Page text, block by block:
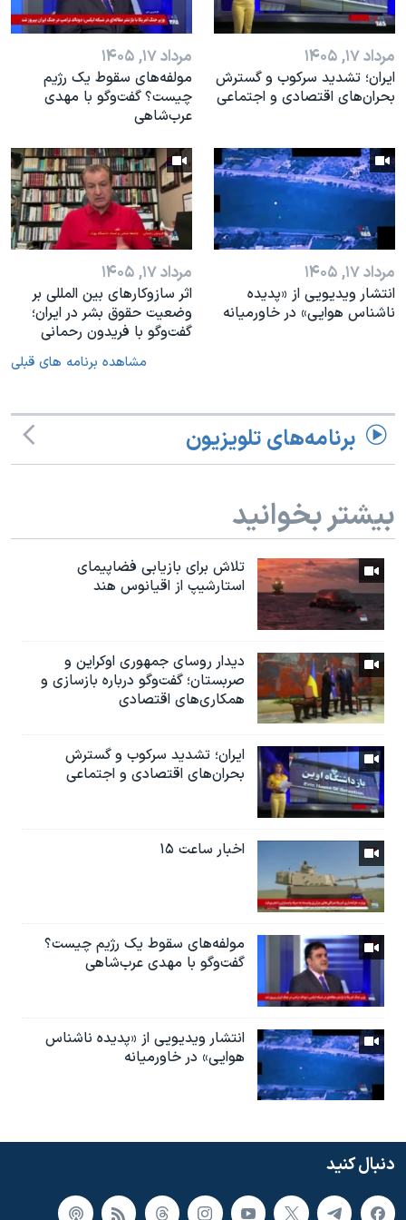
مرداد ۱۷, ۱۴۰۵
ایران؛ تشدید سرکوب و گسترش
بحران‌های اقتصادی و اجتماعی
مرداد ۱۷, ۱۴۰۵
مولفه‌های سقوط یک رژیم
چیست؟ گفت‌وگو با مهدی
عرب‌شاهی
مرداد ۱۷, ۱۴۰۵
انتشار ویدیویی از «پدیده‌
ناشناس هوایی» در خاورمیانه
مرداد ۱۷, ۱۴۰۵
اثر ساز‌و‌کارهای بین المللی بر
وضعیت حقوق بشر در ایران؛
گفت‌وگو با فریدون رحمانی
مشاهده برنامه های قبلی
برنامه‌های تلویزیون
بیشتر بخوانید
تلاش برای بازیابی فضاپیمای
استارشیپ از اقیانوس هند
دیدار روسای جمهوری اوکراین و
صربستان؛ گفت‌وگو درباره بازسازی و
همکاری‌های اقتصادی
ایران؛ تشدید سرکوب و گسترش
بحران‌های اقتصادی و اجتماعی
اخبار ساعت ۱۵
مولفه‌های سقوط یک رژیم چیست؟
گفت‌وگو با مهدی عرب‌شاهی
انتشار ویدیویی از «پدیده‌ ناشناس
هوایی» در خاورمیانه
دنبال کنید